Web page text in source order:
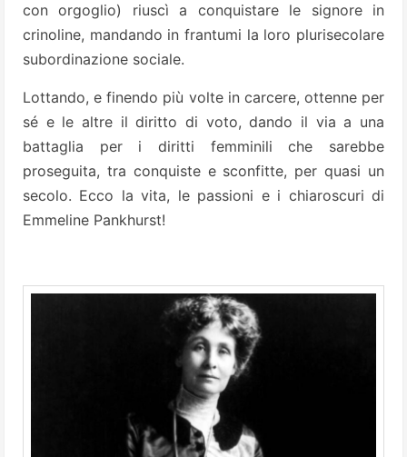
con orgoglio) riuscì a conquistare le signore in
crinoline, mandando in frantumi la loro plurisecolare
subordinazione sociale.
Lottando, e finendo più volte in carcere, ottenne per
sé e le altre il diritto di voto, dando il via a una
battaglia per i diritti femminili che sarebbe
proseguita, tra conquiste e sconfitte, per quasi un
secolo. Ecco la vita, le passioni e i chiaroscuri di
Emmeline Pankhurst!